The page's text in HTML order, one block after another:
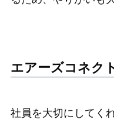
エアーズコネク
社員を大切にしてく